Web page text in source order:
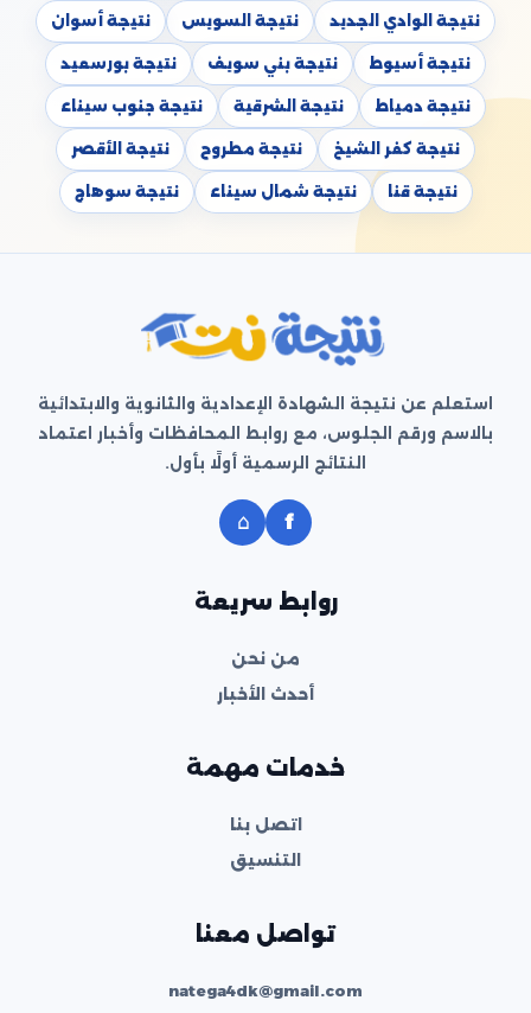
نتيجة الوادي الجديد نتيجة السويس نتيجة أسوان
نتيجة أسيوط نتيجة بني سويف نتيجة بورسعيد
نتيجة دمياط نتيجة الشرقية نتيجة جنوب سيناء
نتيجة كفر الشيخ نتيجة مطروح نتيجة الأقصر
نتيجة قنا نتيجة شمال سيناء نتيجة سوهاج
استعلم عن نتيجة الشهادة الإعدادية والثانوية والابتدائية
بالاسم ورقم الجلوس، مع روابط المحافظات وأخبار اعتماد
النتائج الرسمية أولًا بأول.
f
⌂
روابط سريعة
من نحن
أحدث الأخبار
خدمات مهمة
اتصل بنا
التنسيق
تواصل معنا
natega4dk@gmail.com